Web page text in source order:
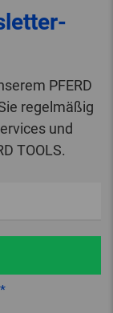
PFERD
regelmäßig
und
TOOLS.